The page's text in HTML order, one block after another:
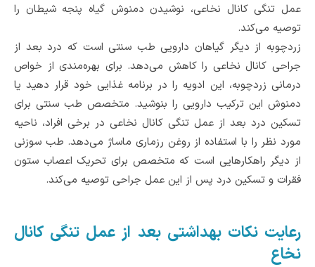
عمل تنگی کانال نخاعی، نوشیدن دمنوش گیاه پنجه شیطان را
توصیه می‌کند.
زردچوبه از دیگر گیاهان دارویی طب سنتی است که درد بعد از
جراحی کانال نخاعی را کاهش می‌دهد. برای بهره‌مندی از خواص
درمانی زردچوبه، این ادویه‌ را در برنامه غذایی خود قرار دهید یا
دمنوش این ترکیب دارویی را بنوشید. متخصص طب سنتی برای
تسکین درد بعد از عمل تنگی کانال نخاعی در برخی افراد، ناحیه
مورد نظر را با استفاده از روغن‌ رزماری ماساژ می‌دهد. طب سوزنی
از دیگر راهکارهایی است که متخصص برای تحریک اعصاب ستون
فقرات و تسکین درد پس از این عمل جراحی توصیه می‌کند.
رعایت نکات بهداشتی بعد از عمل تنگی کانال
نخاع